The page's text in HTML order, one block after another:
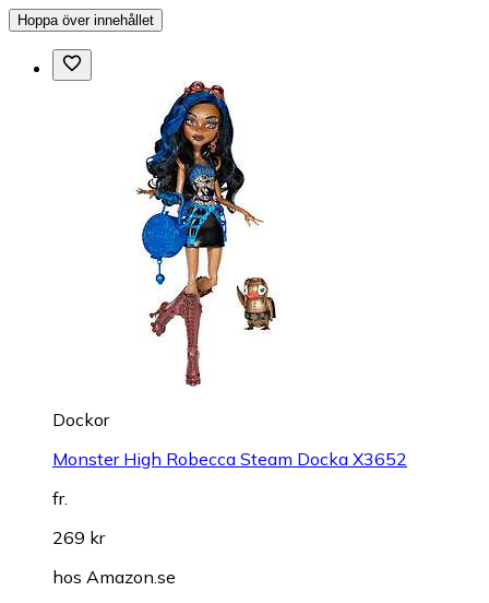
Hoppa över innehållet
Dockor
Monster High Robecca Steam Docka X3652
fr.
269 kr
hos Amazon.se